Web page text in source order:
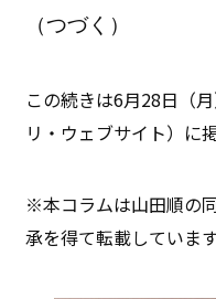
（つづく）
この続きは6月28日（
リ・ウェブサイト）に
※本コラムは山田順の
承を得て転載しています